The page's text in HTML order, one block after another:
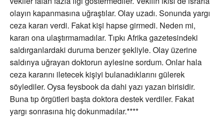
olayın kapanmasına uğraştılar. Olay uzadı. Sonunda yargı
ceza kararı verdi. Fakat kişi hapse girmedi. Neden mi,
kararı ona ulaştırmamadılar. Tıpkı Afrika gazetesindeki
saldırganlardaki duruma benzer şekliyle. Olay üzerine
saldırıya uğrayan doktorun aylesine sordum. Onlar hala
ceza kararını iletecek kişiyi bulanadıklarını gülerek
söylediler. Oysa feysbook da dahi yazı yazan birisidir.
Buna tıp örgütleri başta doktora destek verdiler. Fakat
yargı sonrasına hiç dokunmadılar.****